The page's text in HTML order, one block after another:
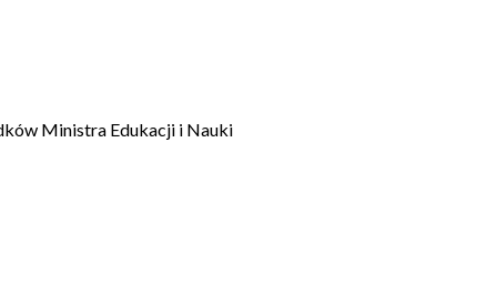
Ministra Edukacji i Nauki